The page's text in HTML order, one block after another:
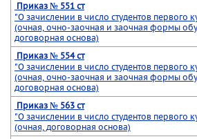
Приказ № 551 ст
"О зачислении в число студентов первого
(очная, очно-заочная и заочная формы
договорная основа)
Приказ № 554 ст
"О зачислении в число студентов первого
(очная, очно-заочная и заочная формы
договорная основа)
Приказ № 563 ст
"О зачислении в число студентов первого
(очная, договорная основа)